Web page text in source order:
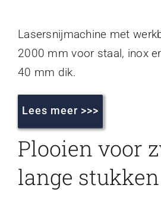
Lasersnijmachine met
2000 mm voor staal, inox
40 mm dik.
Lees meer >>>
Plooien voor
lange stukken